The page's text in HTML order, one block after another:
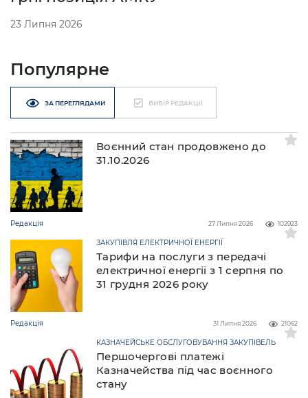
23 Липня 2026
Популярне
ЗА ПЕРЕГЛЯДАМИ ВИБІР РЕДАКЦІЇ
Воєнний стан продовжено до
31.10.2026
Редакція 102923
27 Липня 2026
Тарифи на послуги з передачі
електричної енергії з 1 серпня по
31 грудня 2026 року
ЗАКУПІВЛЯ ЕЛЕКТРИЧНОЇ ЕНЕРГІЇ
Редакція 21062
31 Липня 2026
Першочергові платежі
Казначейства під час воєнного
стану
КАЗНАЧЕЙСЬКЕ ОБСЛУГОВУВАННЯ ЗАКУПІВЕЛЬ